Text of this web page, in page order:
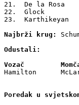
21.  De la Rosa
22.  Glock
23.  Karthikeyan
Najbrži krug:
Odustali:
Vozač
Hamilton
Poredak u